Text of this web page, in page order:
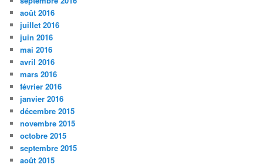
août 2016
juillet 2016
juin 2016
mai 2016
avril 2016
mars 2016
février 2016
janvier 2016
décembre 2015
novembre 2015
octobre 2015
septembre 2015
août 2015